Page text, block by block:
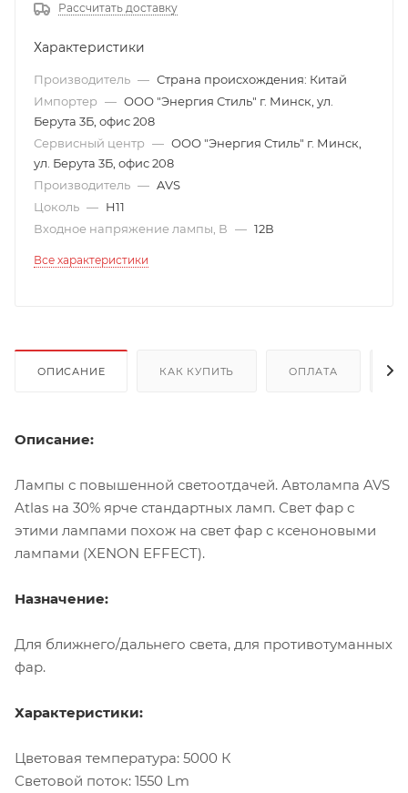
Рассчитать доставку
Характеристики
Производитель — Страна происхождения: Китай
Импортер — ООО "Энергия Стиль" г. Минск, ул.
Берута 3Б, офис 208
Сервисный центр — ООО "Энергия Стиль" г. Минск,
ул. Берута 3Б, офис 208
Производитель — AVS
Цоколь — H11
Входное напряжение лампы, В — 12В
Все характеристики
ОПИСАНИЕ КАК КУПИТЬ ОПЛАТА
Описание:
Лампы с повышенной светоотдачей. Автолампа AVS
Atlas на 30% ярче стандартных ламп. Свет фар с
этими лампами похож на свет фар с ксеноновыми
лампами (XENON EFFECT).
Назначение:
Для ближнего/дальнего света, для противотуманных
фар.
Характеристики:
Цветовая температура: 5000 К
Световой поток: 1550 Lm